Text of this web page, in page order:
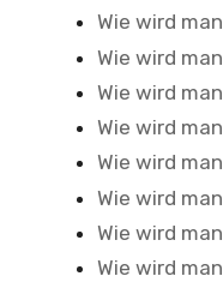
Wie wird
Wie wird
Wie wird
Wie wird
Wie wird
Wie wird
Wie wird
Wie wird